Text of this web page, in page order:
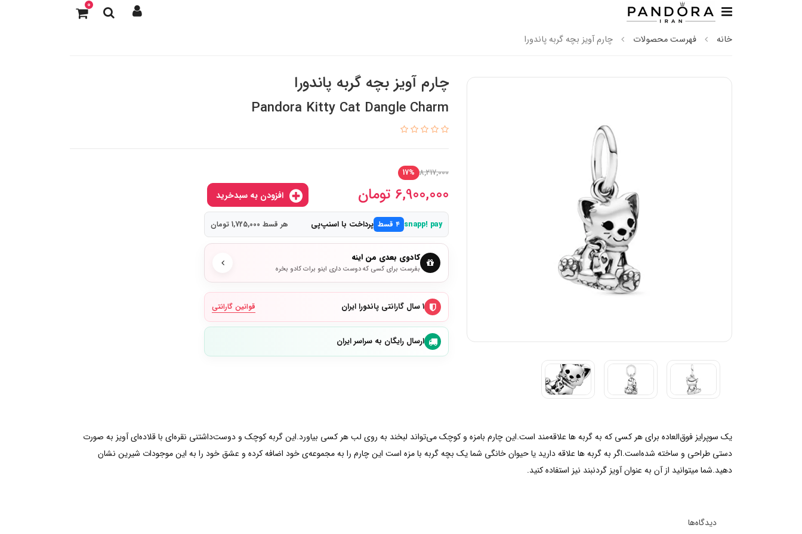
0
خانه فهرست محصولات چارم آویز بچه گربه پاندورا
چارم آویز بچه گربه پاندورا
Pandora Kitty Cat Dangle Charm
8,217,000
17%
6,900,000 تومان
snapp! pay ۴ قسط پرداخت با اسنپ‌پی هر قسط 1,725,000 تومان
کادوی بعدی من اینه
بفرست برای کسی که دوست داری اینو برات کادو بخره
۱ سال گارانتی پاندورا ایران قوانین گارانتی
ارسال رایگان به سراسر ایران
یک سوپرایز فوق‌العاده برای هر کسی که به گربه ها علاقه‌مند است.این چارم بامزه و کوچک می‌تواند لبخند به روی لب هر کسی بیاورد.این گربه کوچک و دوست‌داشتنی نقره‌ای با قلاده‌ای آویز به صورت
دستی طراحی و ساخته شده‌است.اگر به گربه ها علاقه دارید یا حیوان خانگی شما یک بچه گربه با مزه است این چارم را به مجموعه‌ی خود اضافه کرده و عشق خود را به این موجودات شیرین نشان
دهید.شما میتوانید از آن به عنوان آویز گردنبند نیز استفاده کنید.
دیدگاه‌ها